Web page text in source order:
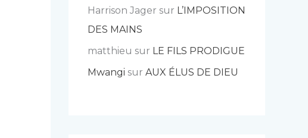
Harrison Jager sur L’IMPOSITION
DES MAINS
matthieu sur LE FILS PRODIGUE
Mwangi sur AUX ÉLUS DE DIEU